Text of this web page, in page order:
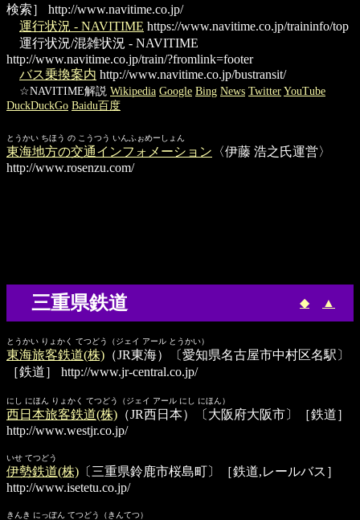
検索］
http://www.navitime.co.jp/
運行状況 - NAVITIME https://www.navitime.co.jp/traininfo/top
運行状況/混雑状況 - NAVITIME
http://www.navitime.co.jp/train/?fromlink=footer
バス乗換案内 http://www.navitime.co.jp/bustransit/
☆NAVITIME解説 Wikipedia Google Bing News Twitter YouTube
DuckDuckGo Baidu百度
とうかい ちほう の こうつう いんふぉめーしょん
東海地方の交通インフォメーション 〈伊藤 浩之氏運営〉
http://www.rosenzu.com/
三重県鉄道 ◆ ▲
とうかい りょかく てつどう（ジェイ アール とうかい）
東海旅客鉄道(株) （JR東海）〔愛知県名古屋市中村区名駅〕
［鉄道］
http://www.jr-central.co.jp/
にし にほん りょかく てつどう（ジェイ アール にし にほん）
西日本旅客鉄道(株) （JR西日本）〔大阪府大阪市〕［鉄道］
http://www.westjr.co.jp/
いせ てつどう
伊勢鉄道(株) 〔三重県鈴鹿市桜島町〕［鉄道,レールバス］
http://www.isetetu.co.jp/
きんき にっぽん てつどう（きんてつ）